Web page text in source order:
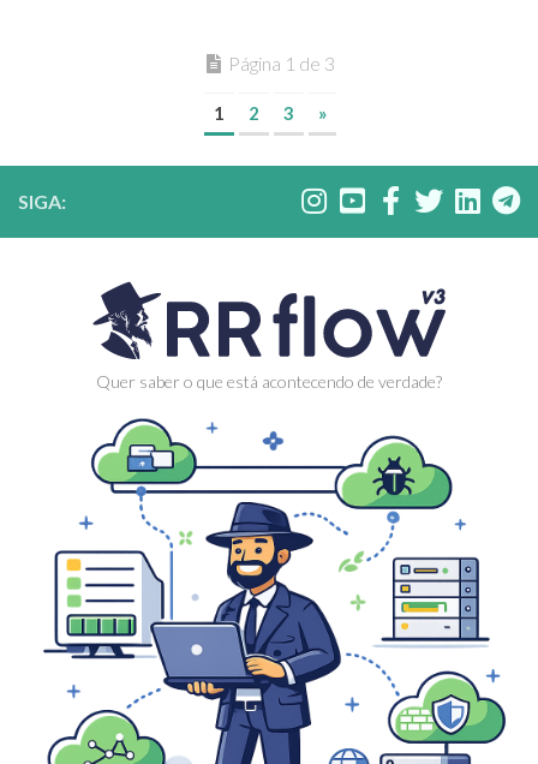
Página 1 de 3
1 2 3 »
SIGA:
Quer saber o que está acontecendo de verdade?